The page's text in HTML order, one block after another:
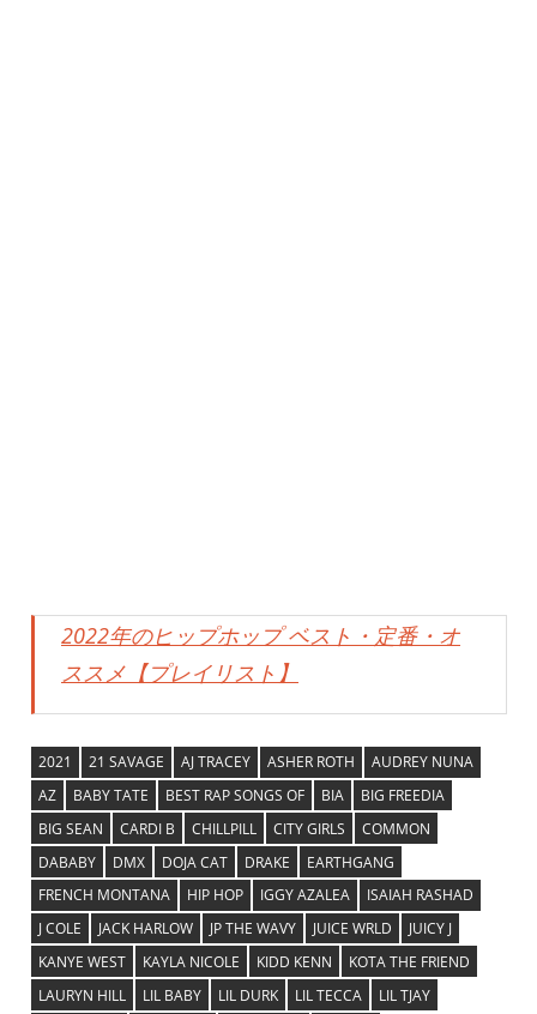
2022年のヒップホップ ベスト・定番・オ
ススメ【プレイリスト】
2021 21 SAVAGE AJ TRACEY ASHER ROTH
AUDREY NUNA
AZ
BABY TATE BEST RAP SONGS OF BIA
BIG FREEDIA
BIG SEAN
CARDI B CHILLPILL CITY GIRLS
COMMON
DABABY
DMX DOJA CAT DRAKE
EARTHGANG
FRENCH MONTANA
HIP HOP IGGY AZALEA
ISAIAH RASHAD
J COLE
JACK HARLOW JP THE WAVY JUICE WRLD
JUICY J
KANYE WEST
KAYLA NICOLE KIDD KENN
KOTA THE FRIEND
LAURYN HILL
LIL BABY LIL DURK LIL TECCA
LIL TJAY